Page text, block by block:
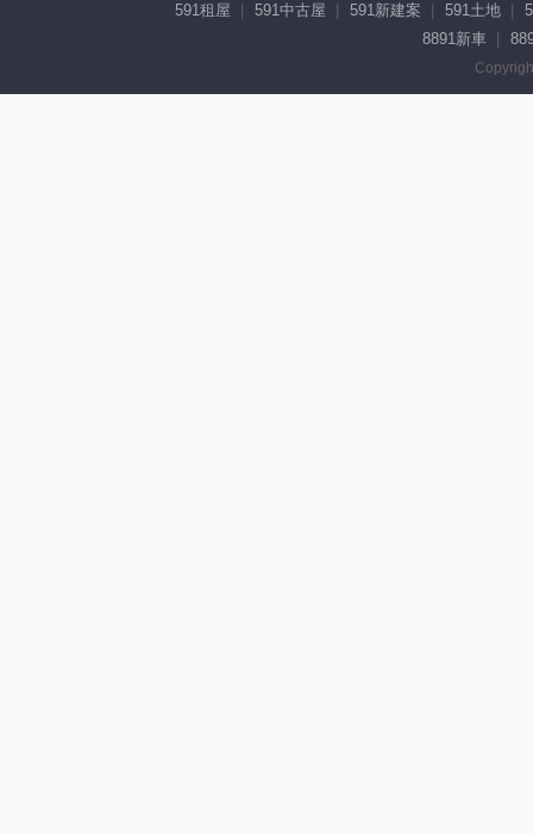
591租屋 591中古屋 591新建案 591土地
8891新車